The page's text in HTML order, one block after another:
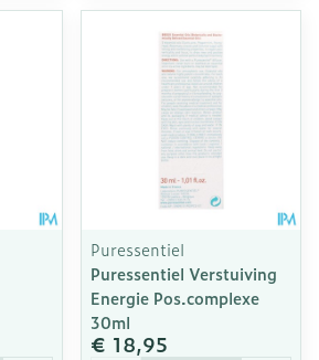
Puressentiel
Puressentiel Verstuiving
Energie Pos.complexe
30ml
€ 18,95